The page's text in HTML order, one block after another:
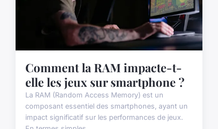
Comment la RAM impacte-t-
elle les jeux sur smartphone ?
La RAM (Random Access Memory) est un
composant essentiel des smartphones, ayant un
impact significatif sur les performances de jeux.